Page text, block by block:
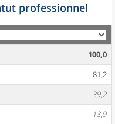
professionnel
100,0
81,2
39,2
13,9